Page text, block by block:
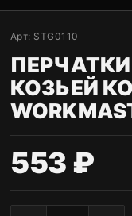
Арт: STG0110
КОЗЬЕЙ
553 ₽